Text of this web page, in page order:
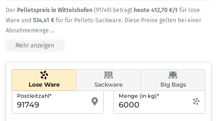
Der Pelletspreis in Wittelshofen (91749) beträgt heute 412,70 €/t für lose
Ware und 534,41 € für für Pellets-Sackware. Diese Preise gelten bei einer
Abnahmemenge ...
Mehr anzeigen
Lose Ware Sackware Big Bags
Postleitzahl* Menge (in kg)*